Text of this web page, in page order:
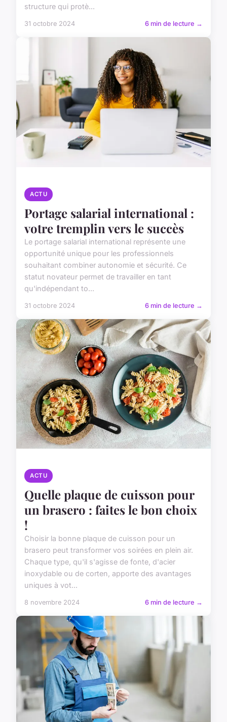
structure qui protè...
31 octobre 2024 6 min de lecture →
ACTU
Portage salarial international :
votre tremplin vers le succès
Le portage salarial international représente une
opportunité unique pour les professionnels
souhaitant combiner autonomie et sécurité. Ce
statut novateur permet de travailler en tant
qu'indépendant to...
31 octobre 2024 6 min de lecture →
ACTU
Quelle plaque de cuisson pour
un brasero : faites le bon choix
!
Choisir la bonne plaque de cuisson pour un
brasero peut transformer vos soirées en plein air.
Chaque type, qu'il s'agisse de fonte, d'acier
inoxydable ou de corten, apporte des avantages
uniques à vot...
8 novembre 2024 6 min de lecture →